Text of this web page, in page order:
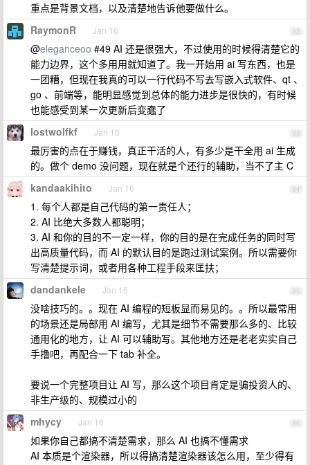
重点是背景文档，以及清楚地告诉他要做什么。
82
RaymonR Jan 16
@eleganceoo #49 AI 还是很强大，不过使用的时候得清楚它的
能力边界，这个多用用就知道了。我一开始用 ai 写东西，也是
一团糟，但现在我真的可以一行代码不写去写嵌入式软件、qt 、
go 、前端等，能明显感觉到总体的能力进步是很快的，有时候
也能感受到某一次更新后变蠢了
83
lostwolfkf Jan 16
最厉害的点在于赚钱，真正干活的人，有多少是干全用 ai 生成
的。做个 demo 没问题，现在就是个还行的辅助，当不了主 C
84
kandaakihito Jan 16
1. 每个人都是自己代码的第一责任人；
2. AI 比绝大多数人都聪明；
3. AI 和你的目的不一定一样，你的目的是在完成任务的同时写
出高质量代码，而 AI 的默认目的是跑过测试案例。所以需要你
写清楚提示词，或者用各种工程手段来匡扶；
85
dandankele Jan 16
没啥技巧的。。现在 AI 编程的短板显而易见的。。所以最常用
的场景还是局部用 AI 编写，尤其是细节不需要那么多的、比较
通用化的地方，让 AI 可以辅助写。其他地方还是老老实实自己
手撸吧，再配合一下 tab 补全。
要说一个完整项目让 AI 写，那么这个项目肯定是骗投资人的、
非生产级的、规模过小的
86
mhycy Jan 16
如果你自己都搞不清楚需求，那么 AI 也搞不懂需求
AI 本质是个渲染器，所以得搞清楚渲染器该怎么用，至少得有